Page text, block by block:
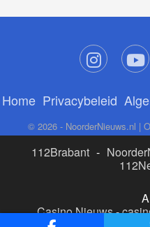
Home Privacybeleid
© 2026 - NoorderNieuws.nl |
112Brabant -
Casino Nieuws-